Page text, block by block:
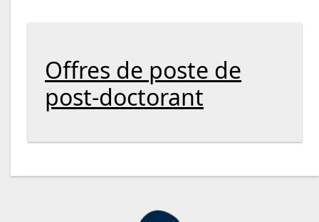
Offres de poste de
post-doctorant